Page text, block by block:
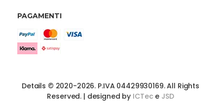
PAGAMENTI
Details © 2020-2026. P.IVA 04429930169. All Rights
Reserved. | designed by ICTec e JSD